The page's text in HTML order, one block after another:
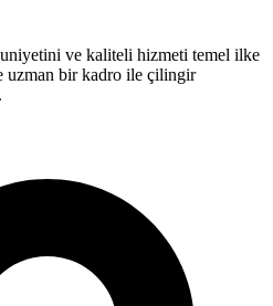
ve kaliteli hizmeti temel ilke
uzman bir kadro ile çilingir